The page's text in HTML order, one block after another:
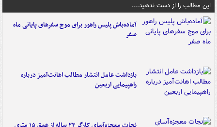
این مطالب را از دست ندهید....
آماده‌باش پلیس راهور برای موج سفرهای پایانی ماه
صفر
بازداشت عامل انتشار مطالب اهانت‌آمیز درباره
راهپیمایی اربعین